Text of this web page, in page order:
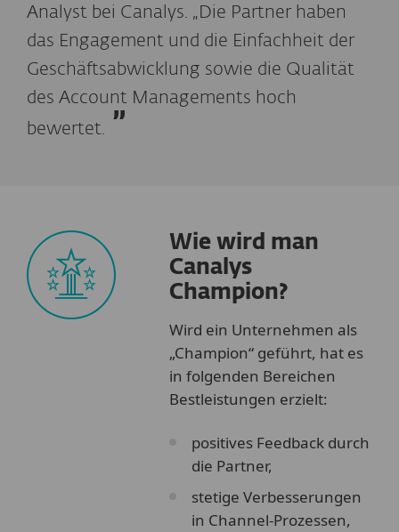
Analyst bei Canalys. „Die Partner haben
das Engagement und die Einfachheit der
Geschäftsabwicklung sowie die Qualität
des Account Managements hoch
bewertet.
Wie wird man
Canalys
Champion?
Wird ein Unternehmen als
„Champion“ geführt, hat es
in folgenden Bereichen
Bestleistungen erzielt:
positives Feedback durch
die Partner,
stetige Verbesserungen
in Channel-Prozessen,